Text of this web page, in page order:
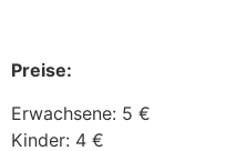
Preise:
Erwachsene: 5 €
Kinder: 4 €